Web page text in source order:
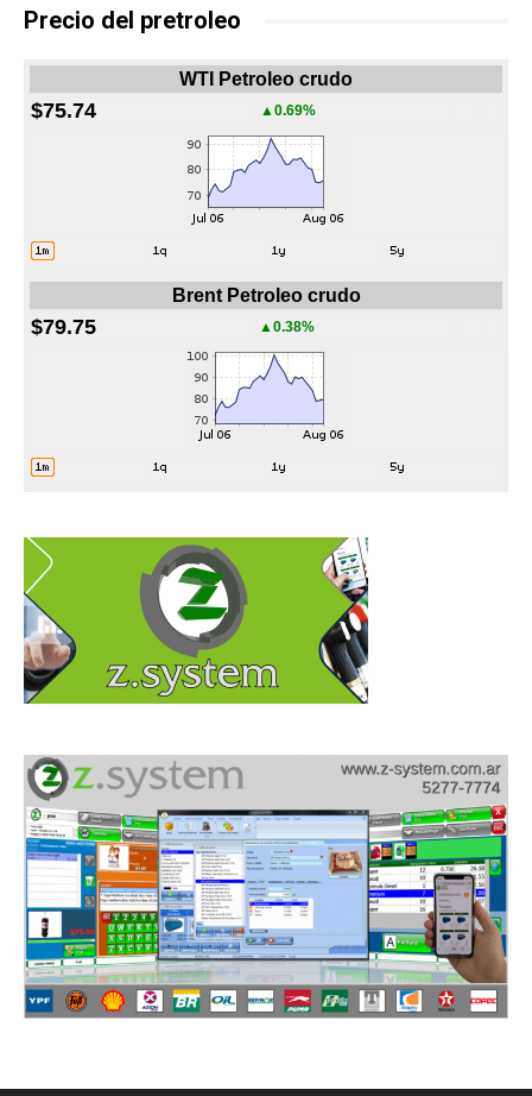
Precio del pretroleo
WTI Petroleo crudo
$75.74 ▲0.69%
Brent Petroleo crudo
$79.75 ▲0.38%